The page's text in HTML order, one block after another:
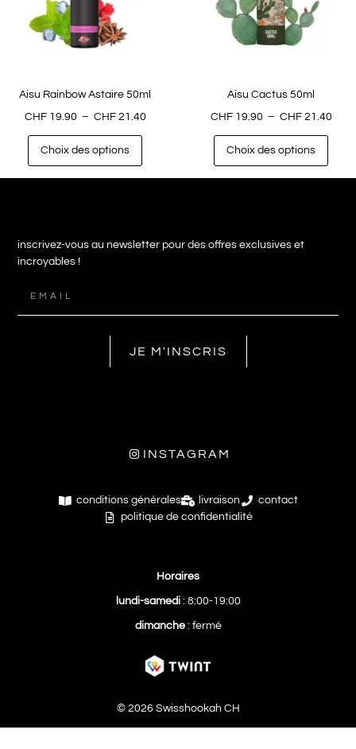
Aisu Rainbow Astaire 50ml
CHF19.90 – CHF21.40
Choix des options
Aisu Cactus 50ml
CHF19.90 – CHF21.40
Choix des options
inscrivez-vous au newsletter pour des offres exclusives et
incroyables !
JE M'INSCRIS
INSTAGRAM
conditions générales livraison
contact
politique de confidentialité
Horaires
lundi-samedi: 8:00-19:00
dimanche: fermé
© 2026 Swisshookah CH